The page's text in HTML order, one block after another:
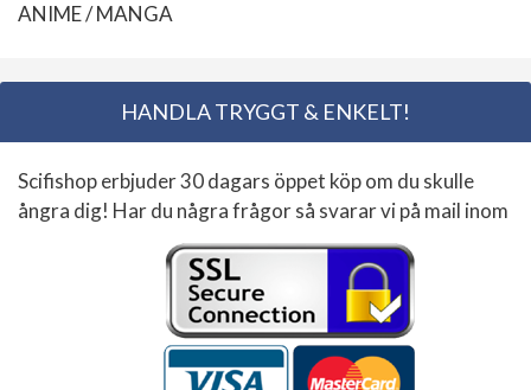
ANIME / MANGA
HANDLA TRYGGT & ENKELT!
Scifishop erbjuder 30 dagars öppet köp om du skulle
ångra dig! Har du några frågor så svarar vi på mail inom